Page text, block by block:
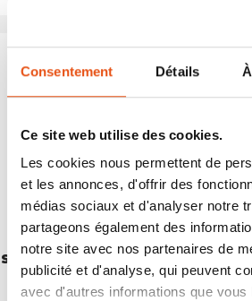
Consentement Détails
Ce site web utilise des cookies.
Les cookies nous permettent de
et les annonces, d'offrir des
médias sociaux et d'analyser notre
partageons également des
notre site avec nos partenaires de
publicité et d'analyse, qui peuvent
avec d'autres informations que vous
STICK MUSTANG
€77,90